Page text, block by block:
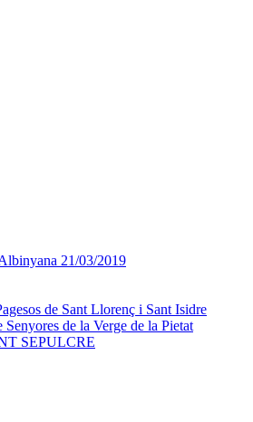
21/03/2019
de Sant Llorenç i Sant Isidre
de la Verge de la Pietat
SEPULCRE